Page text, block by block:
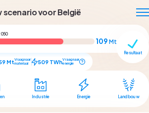
scenario voor België
109 Mt CO₂ eq
MtVraag naar
materiaal
509 TWhVraag naar
energie
Resultaat
Industrie Energie Landbouw